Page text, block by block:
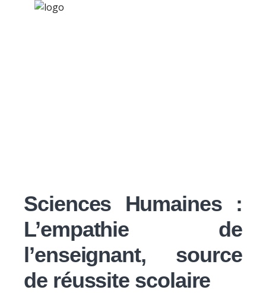
Sciences Humaines :
L’empathie de
l’enseignant, source
de réussite scolaire